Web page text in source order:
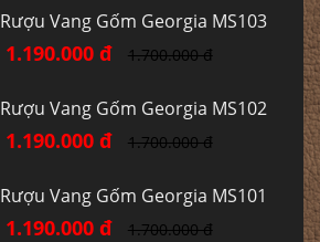
Rượu Vang Gốm Georgia MS103
1.190.000 đ 1.700.000 đ
Rượu Vang Gốm Georgia MS102
1.190.000 đ 1.700.000 đ
Rượu Vang Gốm Georgia MS101
1.190.000 đ 1.700.000 đ